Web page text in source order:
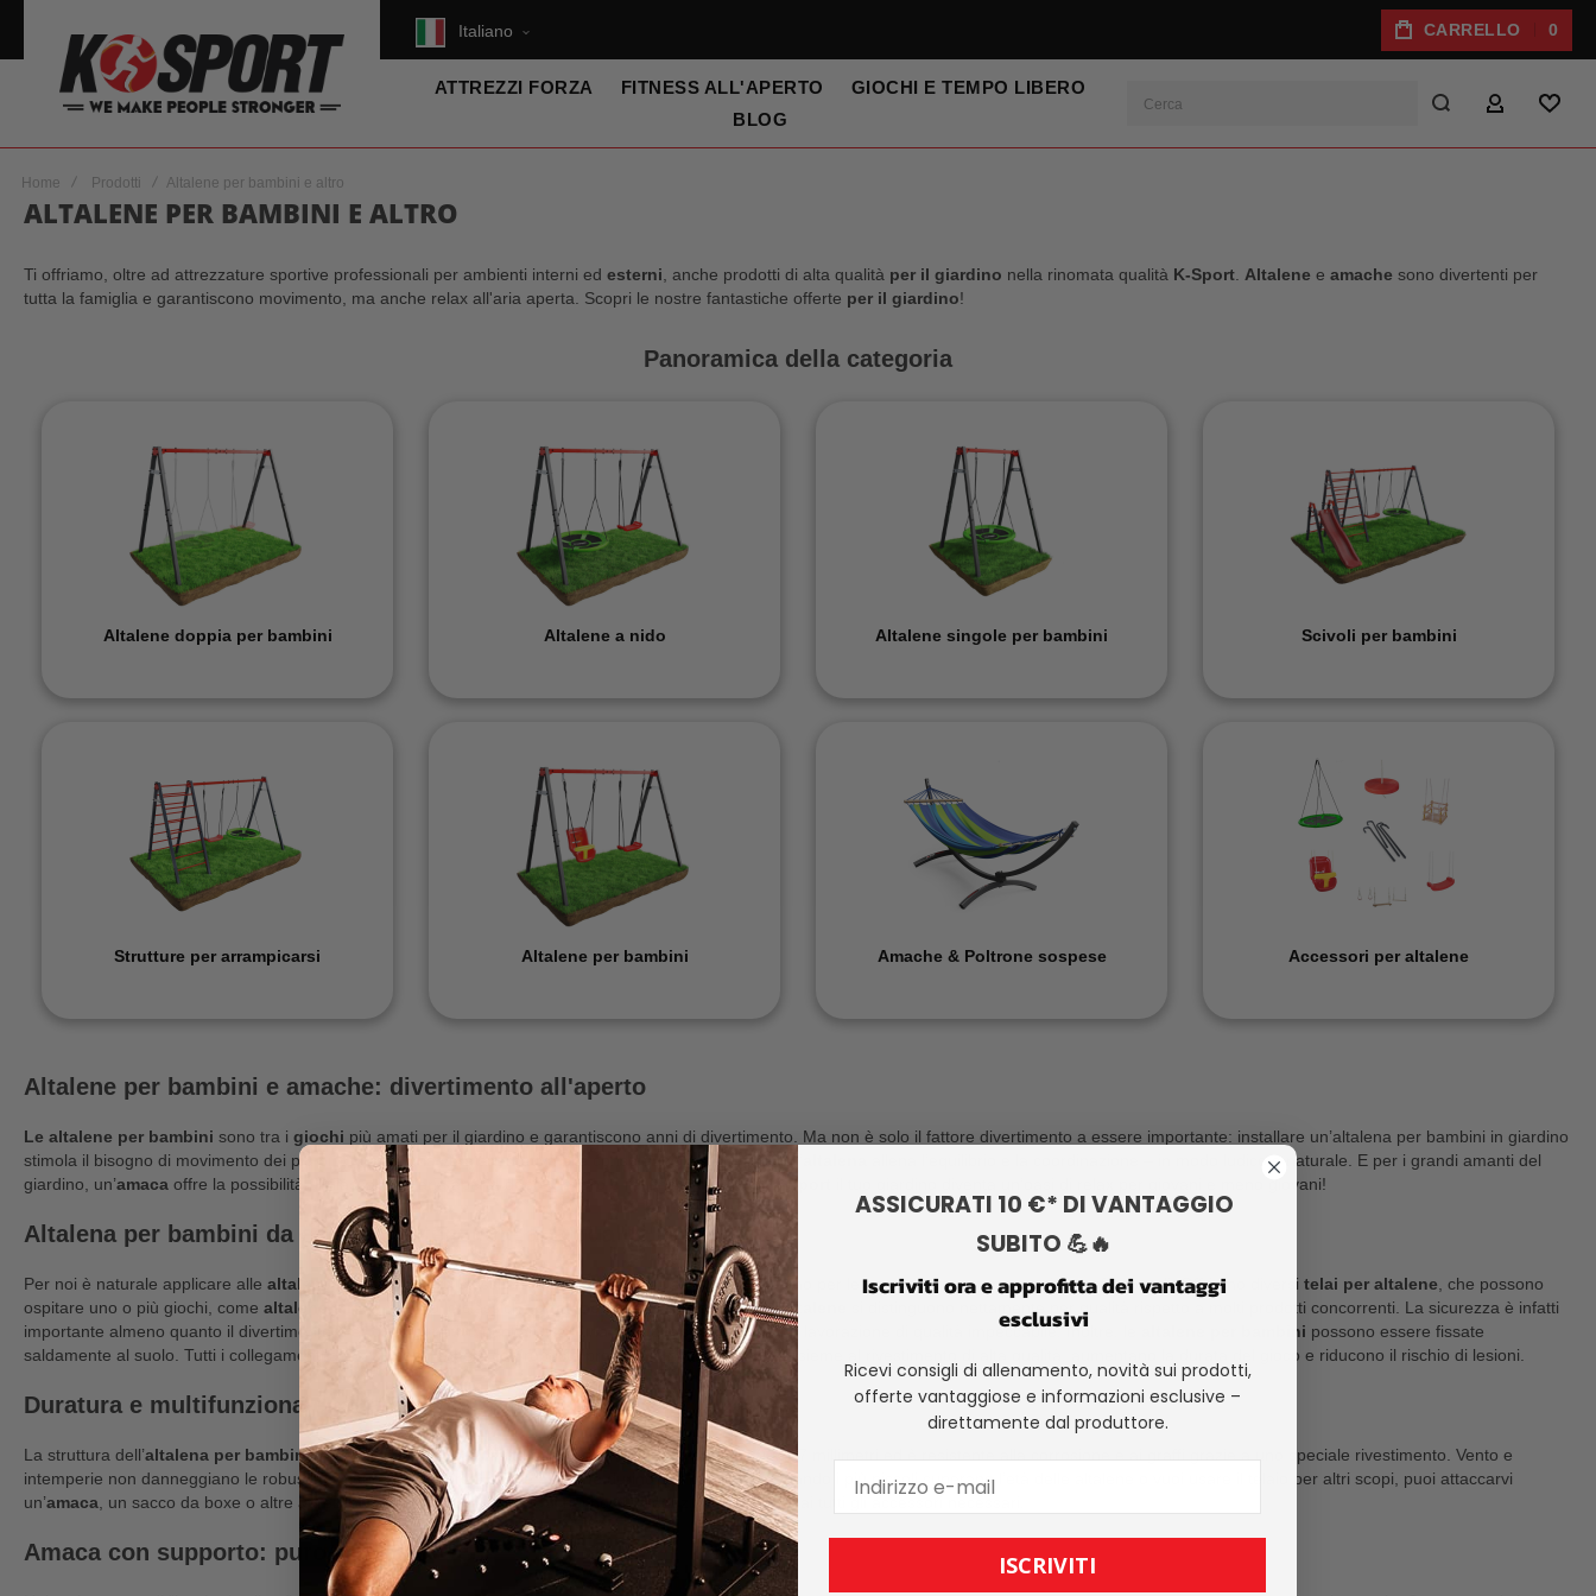
Italiano CARRELLO 0
ATTREZZI FORZA FITNESS ALL'APERTO
GIOCHI E TEMPO LIBERO
BLOG
Cerca
IL MIO LISTA
Home Prodotti Altalene per bambini e altro
ALTALENE PER BAMBINI E ALTRO
Ti offriamo, oltre ad attrezzature sportive professionali per ambienti interni ed esterni , anche prodotti di alta qualità per il giardino nella rinomata qualità K-Sport Altalene e amache sono divertenti per
tutta la famiglia e garantiscono movimento, ma anche relax all'aria aperta. Scopri le nostre fantastiche offerte per il giardino!
Panoramica della categoria
Altalene doppia per bambini Altalene a nido Altalene singole per bambini Scivoli per bambini
Strutture per arrampicarsi Altalene per bambini Amache & Poltrone sospese Accessori per altalene
Altalene per bambini e amache: divertimento all'aperto
Le altalene per bambini sono tra i giochi più amati per il giardino e garantiscono anni di divertimento. Ma non è solo il fattore divertimento a essere importante: installare un’altalena per bambini in giardino
stimola il bisogno di movimento dei più piccoli ed è una vera alternativa alla console di gioco. Inoltre, un’
allena l’equilibrio e la coordinazione – in modo ludico e naturale. E per i grandi amanti del
giardino, un’amaca offre la possibilità di rilassarsi all’aria aperta dopo il lavoro o l’allenamento. Con K-Sport il tuo giardino diventa un’oasi di relax per giovani e meno giovani!
Altalena per bambini da esterno: attenzione alla qualità
Per noi è naturale applicare alle altalene per bambinigli stessi elevati standard qualitativi che adottiamo per le nostre attrezzature sportive professionali. Offriamo diversi telai per altalene , che possono
ospitare uno o più giochi, come altalene a rete , sedili o le classiche altalene. Scoprirai che le nostrealtalene
si distinguono nettamente per qualità rispetto a molti prodotti concorrenti. La sicurezza è infatti
importante almeno quanto il divertimento. Per questo motivo puntiamo su una struttura stabile e su una lavorazione di qualità impeccabile. Inoltre, le
altalene per bambini possono essere fissate
saldamente al suolo. Tutti i collegamenti delle viti sono coperti con robuste protezioni in plastica, che, insieme al rivestimento di alta qualità, aumentano la durata del gioco e riducono il rischio di lesioni.
Duratura e multifunzionale: altalena per il giardino
La struttura dell’altalena per bambiniè realizzata in acciaio di alta qualità con un profilo di 50 x 50 x 1,7 millimetri ed è resistente alla corrosione e ai graffi grazie a uno speciale rivestimento. Vento e
intemperie non danneggiano le robuste strutture, garantendo che le
altalene
durino per molti anni. Quando i più piccoli superano l’età delle altalene o vuoi usare il telaio per altri scopi, puoi attaccarvi
un’amaca , un sacco da boxe o altre attrezzature per l’allenamento. Qui nel nostro negozio online troverai tutti gli accessori necessari.
Amaca con supporto: puro relax
ASSICURATI 10 €* DI VANTAGGIO
SUBITO 💪🔥
Iscriviti ora e approfitta dei vantaggi
esclusivi
Ricevi consigli di allenamento, novità sui prodotti,
offerte vantaggiose e informazioni esclusive –
direttamente dal produttore.
ISCRIVITI